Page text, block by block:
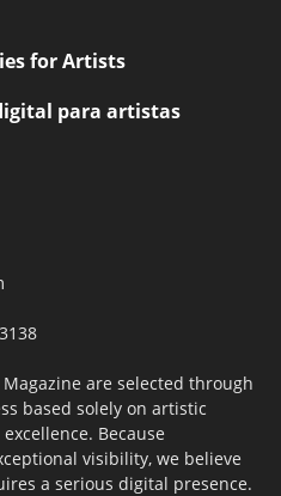
for Artists
para artistas
are selected through
based solely on artistic
Because
visibility, we believe
a serious digital presence.